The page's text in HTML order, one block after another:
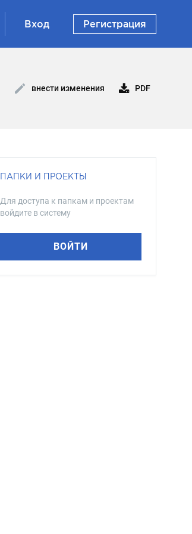
Вход Регистрация
внести изменения PDF
ПАПКИ И ПРОЕКТЫ
Для доступа к папкам и проектам
войдите в систему
ВОЙТИ